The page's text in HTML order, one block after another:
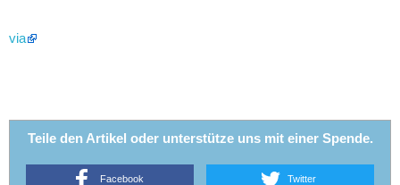
via
Teile den Artikel oder unterstütze uns mit einer Spende.
Facebook Twitter